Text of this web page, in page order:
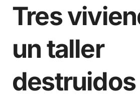
Tres
un taller